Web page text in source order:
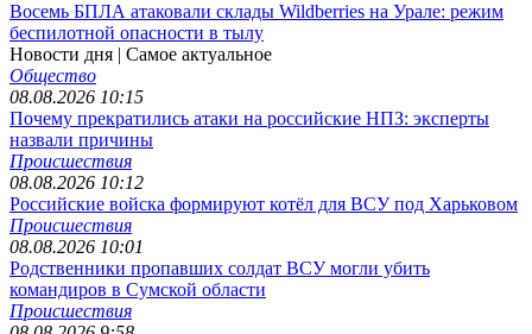
Восемь БПЛА атаковали склады Wildberries на Урале: режим
беспилотной опасности в тылу
Новости дня | Самое актуальное
Общество
08.08.2026 10:15
Почему прекратились атаки на российские НПЗ: эксперты
назвали причины
Происшествия
08.08.2026 10:12
Российские войска формируют котёл для ВСУ под Харьковом
Происшествия
08.08.2026 10:01
Родственники пропавших солдат ВСУ могли убить
командиров в Сумской области
Происшествия